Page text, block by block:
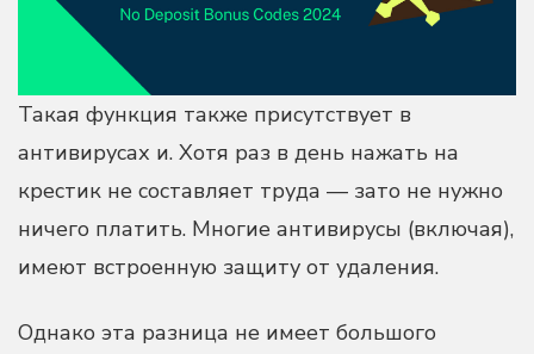
Такая функция также присутствует в
антивирусах и. Хотя раз в день нажать на
крестик не составляет труда — зато не нужно
ничего платить. Многие антивирусы (включая),
имеют встроенную защиту от удаления.
Однако эта разница не имеет большого